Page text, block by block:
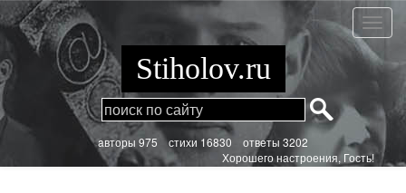
Перейти
к
основному
содержанию
Майк
с
в
майке
Stiholov.ru
aвторы 975стихи 16830 ответы 3202
Хорошего настроения, Гость!